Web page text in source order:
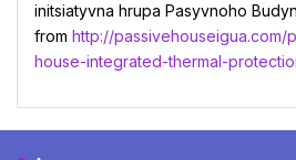
initsiatyvna hrupa Pasyvnoho
from http://passivehouseigua.com/
house-integrated-thermal-